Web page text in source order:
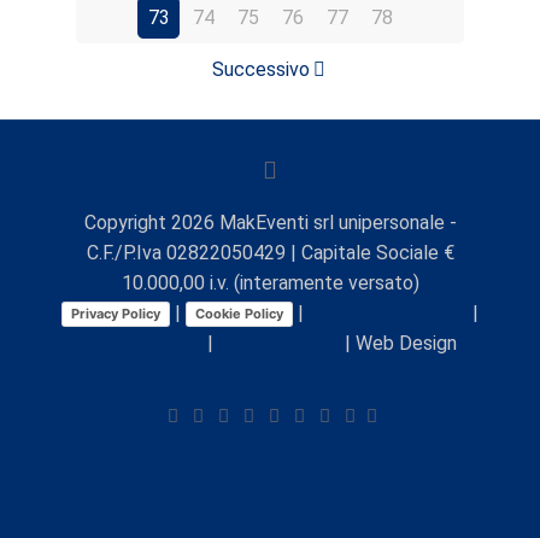
73
74 75 76 77 78
Successivo
Copyright 2026 MakEventi srl unipersonale -
C.F./P.Iva 02822050429 | Capitale Sociale €
10.000,00 i.v. (interamente versato)
Privacy Policy | Cookie Policy |
|
|
| Web Design